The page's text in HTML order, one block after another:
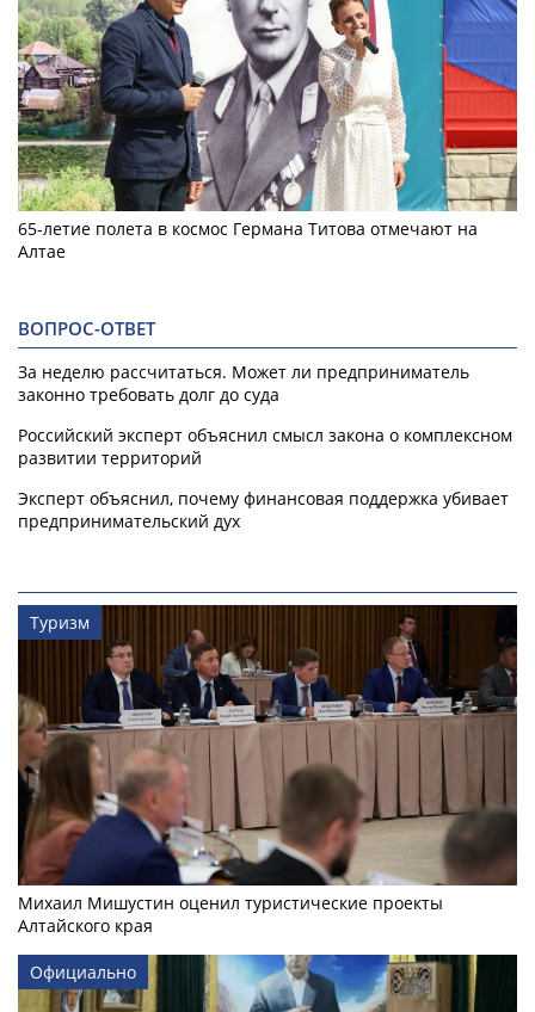
65-летие полета в космос Германа Титова отмечают на
Алтае
ВОПРОС-ОТВЕТ
За неделю рассчитаться. Может ли предприниматель
законно требовать долг до суда
Российский эксперт объяснил смысл закона о комплексном
развитии территорий
Эксперт объяснил, почему финансовая поддержка убивает
предпринимательский дух
Туризм
Михаил Мишустин оценил туристические проекты
Алтайского края
Официально